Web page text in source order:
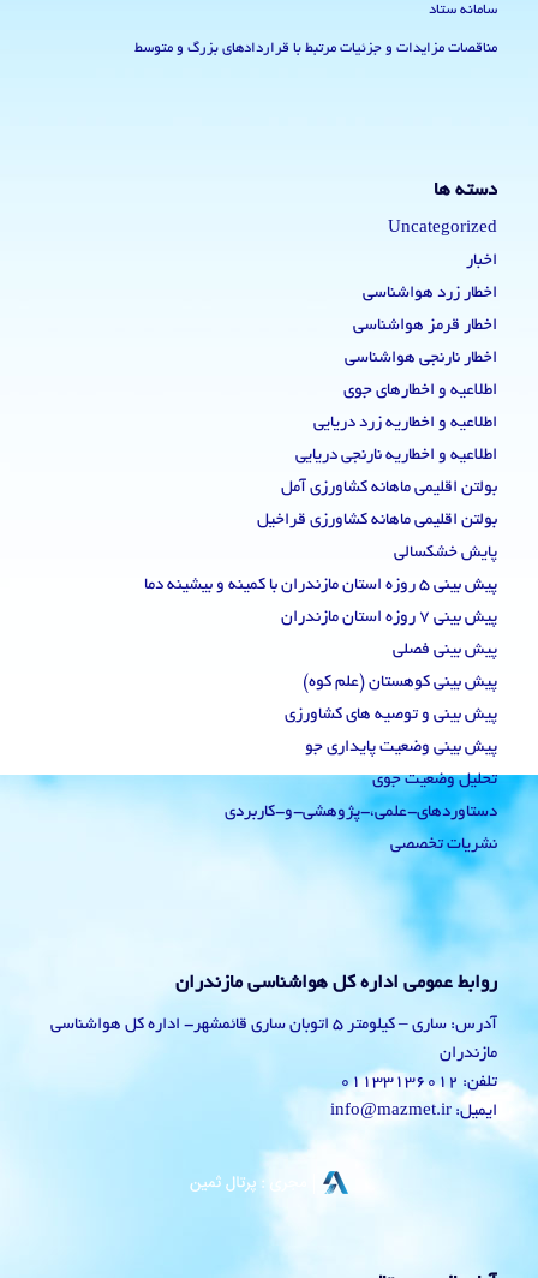
سامانه ستاد
مناقصات مزایدات و جزئیات مرتبط با قراردادهای بزرگ و متوسط
دسته ها
Uncategorized
اخبار
اخطار زرد هواشناسی
اخطار قرمز هواشناسی
اخطار نارنجی هواشناسی
اطلاعیه و اخطارهای جوی
اطلاعیه و اخطاریه زرد دریایی
اطلاعیه و اخطاریه نارنجی دریایی
بولتن اقلیمی ماهانه کشاورزی آمل
بولتن اقلیمی ماهانه کشاورزی قراخیل
پایش خشکسالی
پیش بینی 5 روزه استان مازندران با کمینه و بیشینه دما
پیش بینی 7 روزه استان مازندران
پیش بینی فصلی
پیش بینی کوهستان (علم کوه)
پیش بینی و توصیه های کشاورزی
پیش بینی وضعیت پایداری جو
تحلیل وضعیت جوی
دستاوردهای-علمی،-پژوهشی-و-کاربردی
نشریات تخصصی
روابط عمومی اداره کل هواشناسی مازندران
آدرس: ساری – کیلومتر 5 اتوبان ساری قائمشهر- اداره کل هواشناسی
مازندران
تلفن: 01133136012
ایمیل: info@mazmet.ir